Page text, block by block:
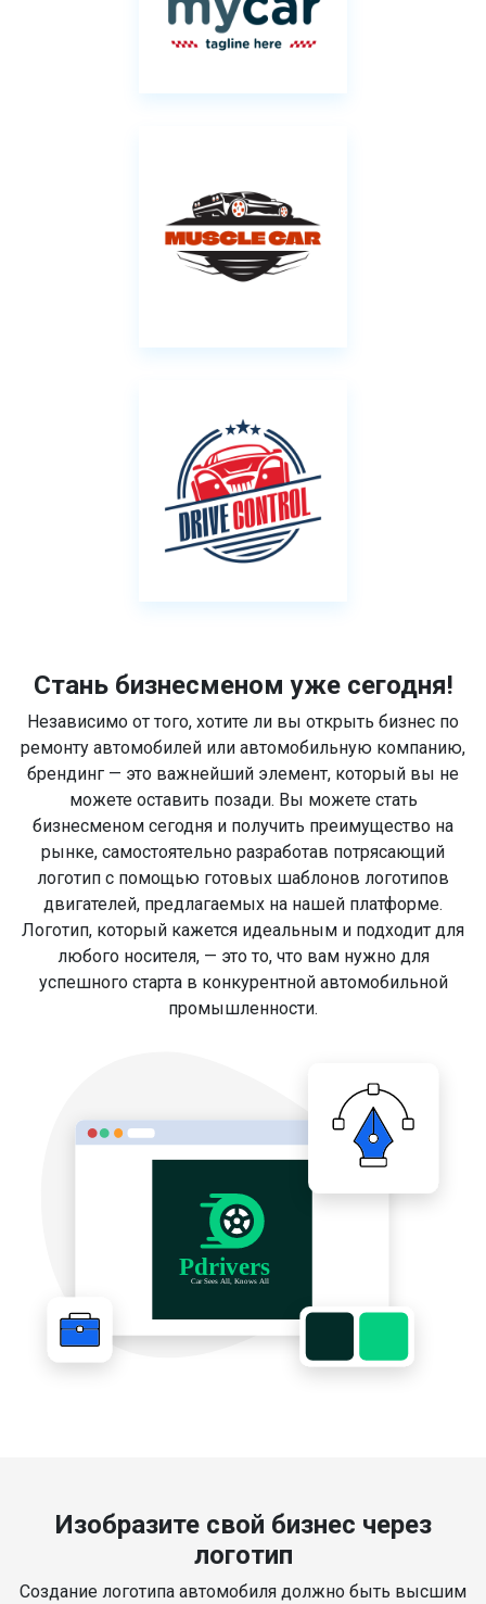
Стань бизнесменом уже сегодня!
Независимо от того, хотите ли вы открыть бизнес по
ремонту автомобилей или автомобильную компанию,
брендинг — это важнейший элемент, который вы не
можете оставить позади. Вы можете стать
бизнесменом сегодня и получить преимущество на
рынке, самостоятельно разработав потрясающий
логотип с помощью готовых шаблонов логотипов
двигателей, предлагаемых на нашей платформе.
Логотип, который кажется идеальным и подходит для
любого носителя, — это то, что вам нужно для
успешного старта в конкурентной автомобильной
промышленности.
Изобразите свой бизнес через
логотип
Создание логотипа автомобиля должно быть высшим